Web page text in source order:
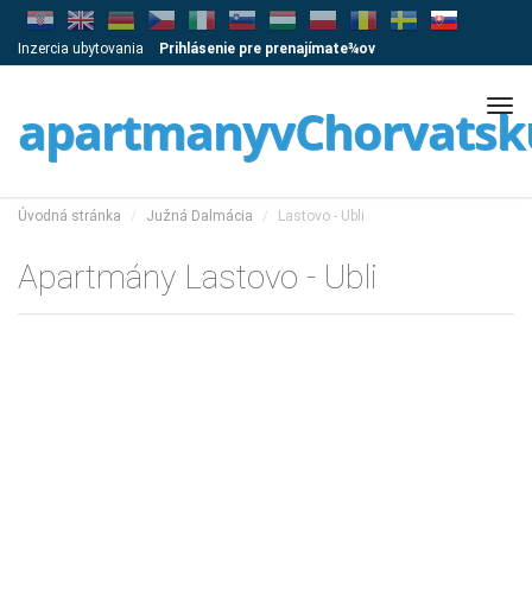
Inzercia ubytovania Prihlásenie pre prenajímate¾ov
Úvodná stránka Južná Dalmácia Lastovo - Ubli
Apartmány Lastovo - Ubli